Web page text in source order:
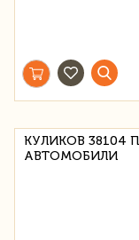
КУЛИКОВ 38104
АВТОМОБИЛИ